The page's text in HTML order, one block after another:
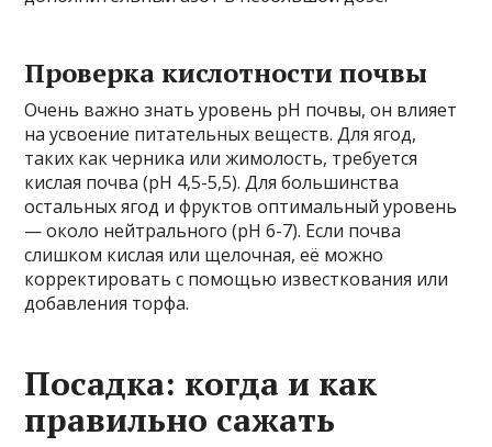
Проверка кислотности почвы
Очень важно знать уровень pH почвы, он влияет
на усвоение питательных веществ. Для ягод,
таких как черника или жимолость, требуется
кислая почва (pH 4,5-5,5). Для большинства
остальных ягод и фруктов оптимальный уровень
— около нейтрального (pH 6-7). Если почва
слишком кислая или щелочная, её можно
корректировать с помощью известкования или
добавления торфа.
Посадка: когда и как
правильно сажать